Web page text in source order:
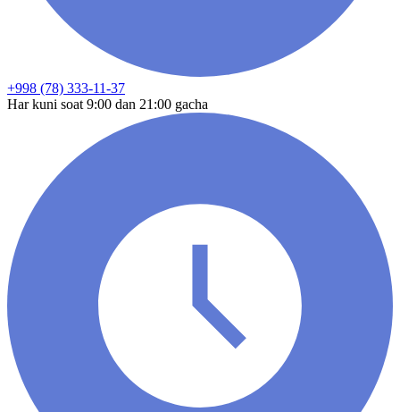
+998 (78) 333-11-37
Har kuni soat 9:00 dan 21:00 gacha